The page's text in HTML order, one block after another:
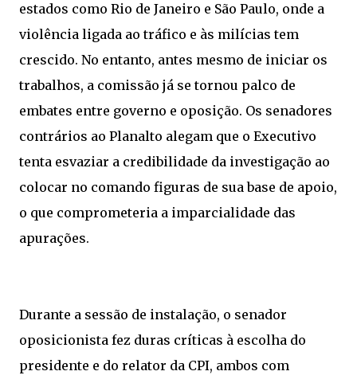
estados como Rio de Janeiro e São Paulo, onde a
violência ligada ao tráfico e às milícias tem
crescido. No entanto, antes mesmo de iniciar os
trabalhos, a comissão já se tornou palco de
embates entre governo e oposição. Os senadores
contrários ao Planalto alegam que o Executivo
tenta esvaziar a credibilidade da investigação ao
colocar no comando figuras de sua base de apoio,
o que comprometeria a imparcialidade das
apurações.
Durante a sessão de instalação, o senador
oposicionista fez duras críticas à escolha do
presidente e do relator da CPI, ambos com